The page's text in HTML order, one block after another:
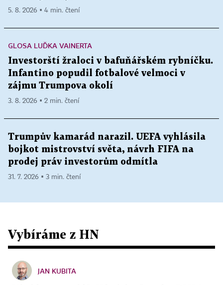
5. 8. 2026 ▪ 4 min. čtení
GLOSA LUĎKA VAINERTA
Investorští žraloci v bafuňářském rybníčku.
Infantino popudil fotbalové velmoci v
zájmu Trumpova okolí
3. 8. 2026 ▪ 2 min. čtení
Trumpův kamarád narazil. UEFA vyhlásila
bojkot mistrovství světa, návrh FIFA na
prodej práv investorům odmítla
31. 7. 2026 ▪ 3 min. čtení
Vybíráme z HN
JAN KUBITA